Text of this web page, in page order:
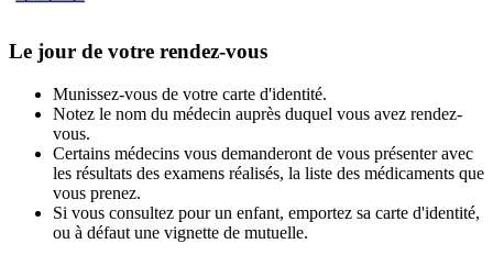
Le jour de votre rendez-vous
Munissez-vous de votre carte d'identité.
Notez le nom du médecin auprès duquel vous avez rendez-
vous.
Certains médecins vous demanderont de vous présenter avec
les résultats des examens réalisés, la liste des médicaments que
vous prenez.
Si vous consultez pour un enfant, emportez sa carte d'identité,
ou à défaut une vignette de mutuelle.